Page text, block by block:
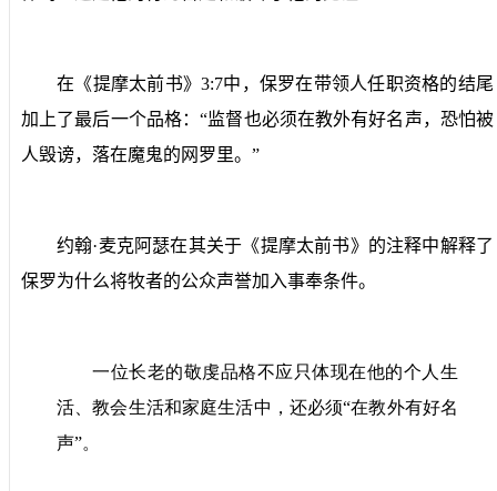
在《提摩太前书》3:7中，保罗在带领人任职资格的结尾
加上了最后一个品格：“监督也必须在教外有好名声，恐怕被
人毁谤，落在魔鬼的网罗里。”
约翰·麦克阿瑟在其关于《提摩太前书》的注释中解释了
保罗为什么将牧者的公众声誉加入事奉条件。
一位长老的敬虔品格不应只体现在他的个人生
活、教会生活和家庭生活中，还必须“在教外有好名
声”。